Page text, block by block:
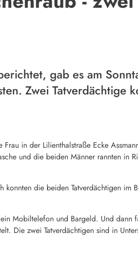
gab es am
Zwei Tatverdächtige
in der Lilienthalstraße Ecke
und die beiden Männer rannten in
die beiden Tatverdächtigen im
Mobiltelefon und Bargeld. Und dann
Die zwei Tatverdächtigen sind in